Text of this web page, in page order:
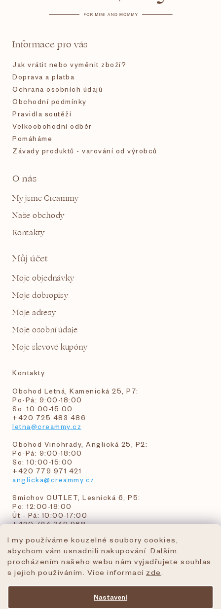
I my používáme kouzelné soubory cookies,
abychom vám usnadnili nakupování. Dalším
procházením našeho webu nám vyjadřujete souhlas
s jejich používáním. Více informací zde
Nastavení
Informace pro vás
Jak vrátit nebo vyměnit zboží?
Doprava a platba
Ochrana osobních údajů
Obchodní podmínky
Pravidla soutěží
Velkoobchodní odběr
Pomáháme
Závady produktů - varování od výrobců
O nás
My jsme Creammy
Naše obchody
Kontakty
Můj účet
Moje objednávky
Moje dobropisy
Moje adresy
Moje osobní údaje
Moje slevové kupóny
Kontakty
Obchod Letná, Kamenická 25, P7:
Po-Pá: 9:00-18:00
So: 10:00-15:00
+420 725 483 486
letna@creammy.cz
Obchod Vinohrady, Anglická 25, P2:
Po-Pá: 9:00-18:00
So: 10:00-15:00
+420 779 971 421
anglicka@creammy.cz
Smíchov OUTLET, Lesnická 6, P5:
Po: 12:00-18:00
Út - Pá: 10:00-17:00
+420 724 349 968
objednavky@creammy.cz
tel:+420 724 349 968